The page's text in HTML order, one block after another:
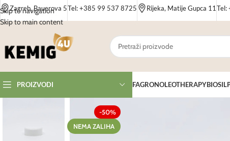
Skip to navigation
Skip to main content
Zagreb, Bauerova 5Tel: +385 99 537 8725 Rijeka, Matije Gupca 11 Tel:
PROIZVODI FAGRONOLEOTHERAPYBIOSIL
-50%
NEMA ZALIHA